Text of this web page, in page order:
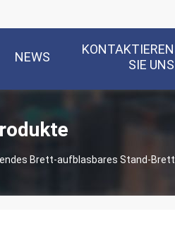
NEWS
KONTAKTIEREN
SIE UNS
Brett-aufblasbares Stand-Brett